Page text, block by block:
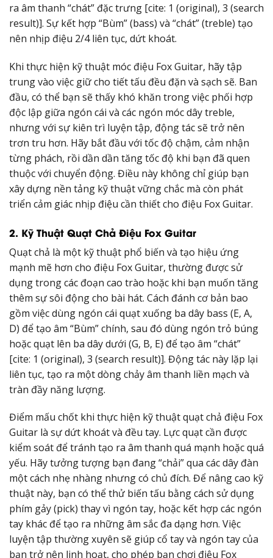
ra âm thanh “chát” đặc trưng [cite: 1 (original), 3 (search
result)]. Sự kết hợp “Bùm” (bass) và “chát” (treble) tạo
nên nhịp điệu 2/4 liên tục, dứt khoát.
Khi thực hiện kỹ thuật móc điệu Fox Guitar, hãy tập
trung vào việc giữ cho tiết tấu đều đặn và sạch sẽ. Ban
đầu, có thể bạn sẽ thấy khó khăn trong việc phối hợp
độc lập giữa ngón cái và các ngón móc dây treble,
nhưng với sự kiên trì luyện tập, động tác sẽ trở nên
trơn tru hơn. Hãy bắt đầu với tốc độ chậm, cảm nhận
từng phách, rồi dần dần tăng tốc độ khi bạn đã quen
thuộc với chuyển động. Điều này không chỉ giúp bạn
xây dựng nền tảng kỹ thuật vững chắc mà còn phát
triển cảm giác nhịp điệu cần thiết cho điệu Fox Guitar.
2. Kỹ Thuật Quạt Chả Điệu Fox Guitar
Quạt chả là một kỹ thuật phổ biến và tạo hiệu ứng
mạnh mẽ hơn cho điệu Fox Guitar, thường được sử
dụng trong các đoạn cao trào hoặc khi bạn muốn tăng
thêm sự sôi động cho bài hát. Cách đánh cơ bản bao
gồm việc dùng ngón cái quạt xuống ba dây bass (E, A,
D) để tạo âm “Bùm” chính, sau đó dùng ngón trỏ búng
hoặc quạt lên ba dây dưới (G, B, E) để tạo âm “chát”
[cite: 1 (original), 3 (search result)]. Động tác này lặp lại
liên tục, tạo ra một dòng chảy âm thanh liền mạch và
tràn đầy năng lượng.
Điểm mấu chốt khi thực hiện kỹ thuật quạt chả điệu Fox
Guitar là sự dứt khoát và đều tay. Lực quạt cần được
kiểm soát để tránh tạo ra âm thanh quá mạnh hoặc quá
yếu. Hãy tưởng tượng bạn đang “chải” qua các dây đàn
một cách nhẹ nhàng nhưng có chủ đích. Để nâng cao kỹ
thuật này, bạn có thể thử biến tấu bằng cách sử dụng
phím gảy (pick) thay vì ngón tay, hoặc kết hợp các ngón
tay khác để tạo ra những âm sắc đa dạng hơn. Việc
luyện tập thường xuyên sẽ giúp cổ tay và ngón tay của
bạn trở nên linh hoạt, cho phép bạn chơi điệu Fox